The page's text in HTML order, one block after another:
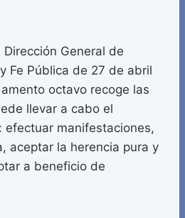
General de
Fe Pública de 27 de abril
octavo recoge las
llevar a cabo el
efectuar manifestaciones,
aceptar la herencia pura y
a beneficio de